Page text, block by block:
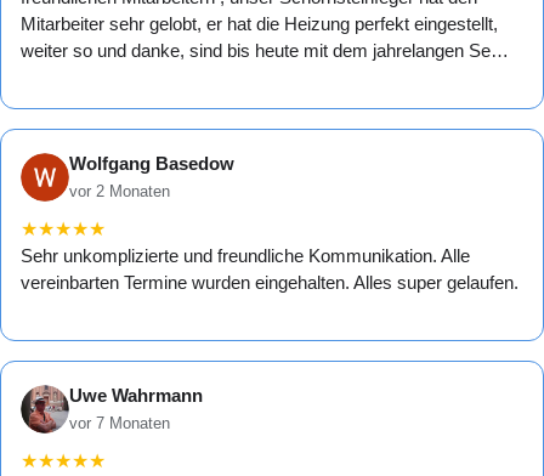
Mitarbeiter sehr gelobt, er hat die Heizung perfekt eingestellt,
weiter so und danke, sind bis heute mit dem jahrelangen Se…
Wolfgang Basedow
vor 2 Monaten
★★★★★
Sehr unkomplizierte und freundliche Kommunikation. Alle
vereinbarten Termine wurden eingehalten. Alles super gelaufen.
Uwe Wahrmann
vor 7 Monaten
★★★★★